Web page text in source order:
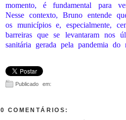
momento, é fundamental para
Nesse contexto, Bruno entende
os municípios e, especialmente,
barreiras que se levantaram nos
sanitária gerada pela pandemia do
Publicado em:
0 COMENTÁRIOS: